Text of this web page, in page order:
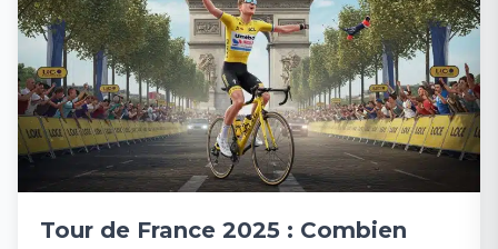
Tour de France 2025 : Combien